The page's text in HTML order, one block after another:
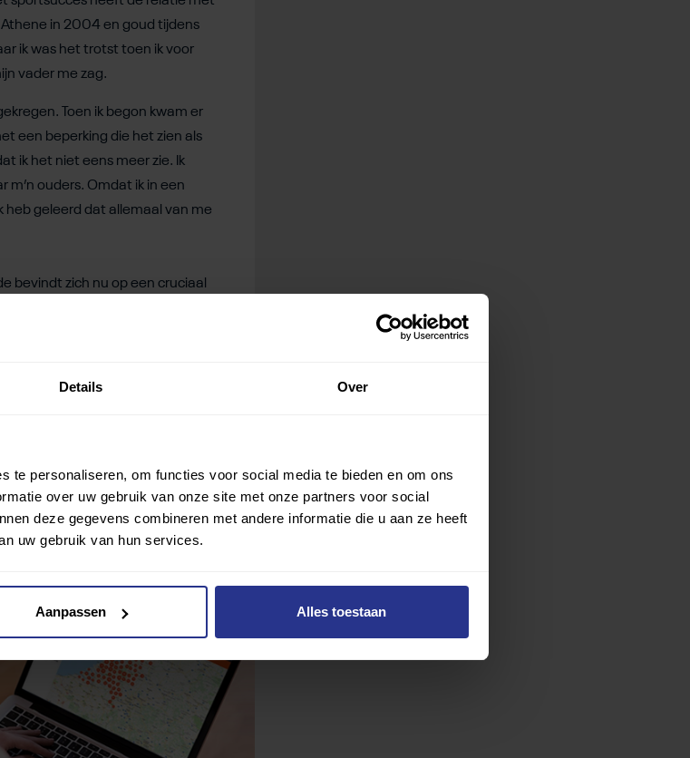
Details Over
te personaliseren, om functies voor social media te bieden en om ons
over uw gebruik van onze site met onze partners voor social
deze gegevens combineren met andere informatie die u aan ze heeft
uw gebruik van hun services.
Aanpassen Alles toestaan
in 2004 en goud tijdens
ik was het trotst toen ik voor
vader me zag.
Toen ik begon kwam er
een beperking die het zien als
ik het niet eens meer zie. Ik
ouders. Omdat ik in een
heb geleerd dat allemaal van me
bevindt zich nu op een cruciaal
blijven zodat ik op een dag mijn
ouwe van jullie speelde ooit